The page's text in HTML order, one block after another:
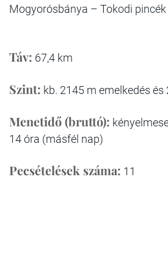
Mogyorósbánya – Tokodi
Táv: 67,4 km
Szint: kb. 2145 m emelkedés
Menetidő (bruttó):
14 óra (másfél nap)
Pecsételések száma: 11